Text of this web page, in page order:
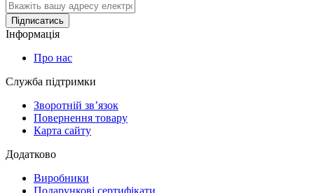
Підписатись
Інформація
Про нас
Служба підтримки
Зворотній зв’язок
Повернення товару
Карта сайту
Додатково
Виробники
Подарункові сертифікати